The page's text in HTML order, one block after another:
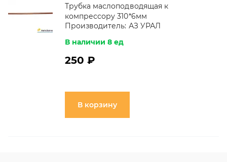
Трубка маслоподводящая к
компрессору 310*6мм
Производитель: АЗ УРАЛ
В наличии 8 ед
250 ₽
В корзину